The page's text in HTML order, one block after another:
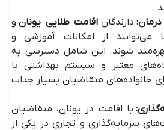
: دارندگان اقامت طلایی یونانو
می‌توانند از امکانات آموزشی و
شوند. این شامل دسترسی به
معتبر و سیستم بهداشتی با
خانواده‌های متقاضیان بسیار جذاب
: با اقامت در یونان، متقاضیان
سرمایه‌گذاری و تجاری در یکی از